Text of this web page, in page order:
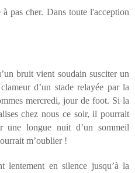
pas cher. Dans toute l'acception
bruit vient soudain susciter un
d’un stade relayée par la
mercredi, jour de foot. Si la
chez nous ce soir, il pourrait
une longue nuit d’un sommeil
m’oublier !
lentement en silence jusqu’à la